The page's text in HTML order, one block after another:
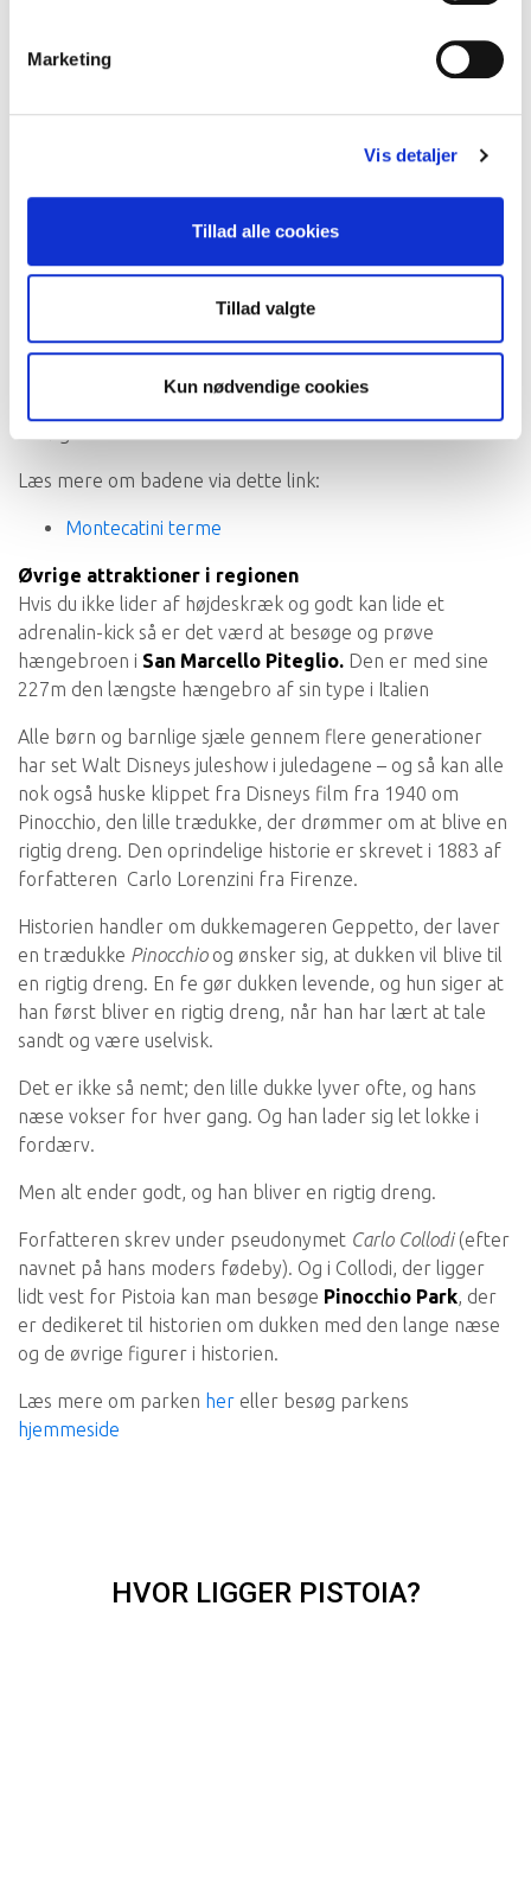
Marketing
Vis detaljer
Tillad alle cookies
Tillad valgte
Kun nødvendige cookies
Pinocchio Park
Termiske bade
Der ligger nogle meget berømte og smukke termiske
Læs mere om badene via dette link:
Montecatini terme
Øvrige attraktioner i regionen
Hvis du ikke lider af højdeskræk og godt kan lide et
adrenalin-kick så er det værd at besøge og prøve
hængebroen i San Marcello Piteglio. Den er med sine
227m den længste hængebro af sin type i Italien
Alle børn og barnlige sjæle gennem flere generationer
har set Walt Disneys juleshow i juledagene – og så kan alle
nok også huske klippet fra Disneys film fra 1940 om
Pinocchio, den lille trædukke, der drømmer om at blive en
rigtig dreng. Den oprindelige historie er skrevet i 1883 af
forfatteren Carlo Lorenzini fra Firenze.
Historien handler om dukkemageren Geppetto, der laver
en trædukke Pinocchioog ønsker sig, at dukken vil blive til
en rigtig dreng. En fe gør dukken levende, og hun siger at
han først bliver en rigtig dreng, når han har lært at tale
sandt og være uselvisk.
Det er ikke så nemt; den lille dukke lyver ofte, og hans
næse vokser for hver gang. Og han lader sig let lokke i
fordærv.
Men alt ender godt, og han bliver en rigtig dreng.
Forfatteren skrev under pseudonymet Carlo Collodi(efter
navnet på hans moders fødeby). Og i Collodi, der ligger
lidt vest for Pistoia kan man besøge Pinocchio Park, der
er dedikeret til historien om dukken med den lange næse
og de øvrige figurer i historien.
Læs mere om parken her eller besøg parkens
hjemmeside
HVOR LIGGER PISTOIA?